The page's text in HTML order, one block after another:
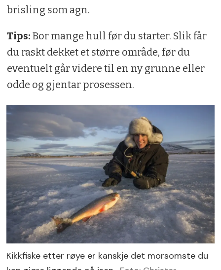
brisling som agn.
Tips: Bor mange hull før du starter. Slik får
du raskt dekket et større område, før du
eventuelt går videre til en ny grunne eller
odde og gjentar prosessen.
Kikkfiske etter røye er kanskje det morsomste du